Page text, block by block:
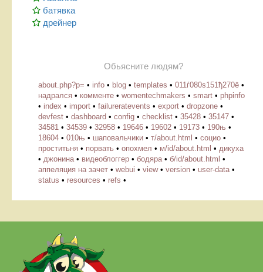
батявка
дрейнер
Обьясните людям?
about.php?p= • info • blog • templates • 011ѓ080ѕ151ђ270ё •
надрался • комменте • womentechmakers • smart • phpinfo
• index • import • failureratevents • export • dropzone •
devfest • dashboard • config • checklist • 35428 • 35147 •
34581 • 34539 • 32958 • 19646 • 19602 • 19173 • 190њ •
18604 • 010њ • шаповальчики • т/about.html • социо •
проститьня • порвать • опохмел • м/id/about.html • дикуха
• джонина • видеоблоггер • бодяра • б/id/about.html •
аппеляция на зачет • webui • view• version • user-data •
status • resources • refs •